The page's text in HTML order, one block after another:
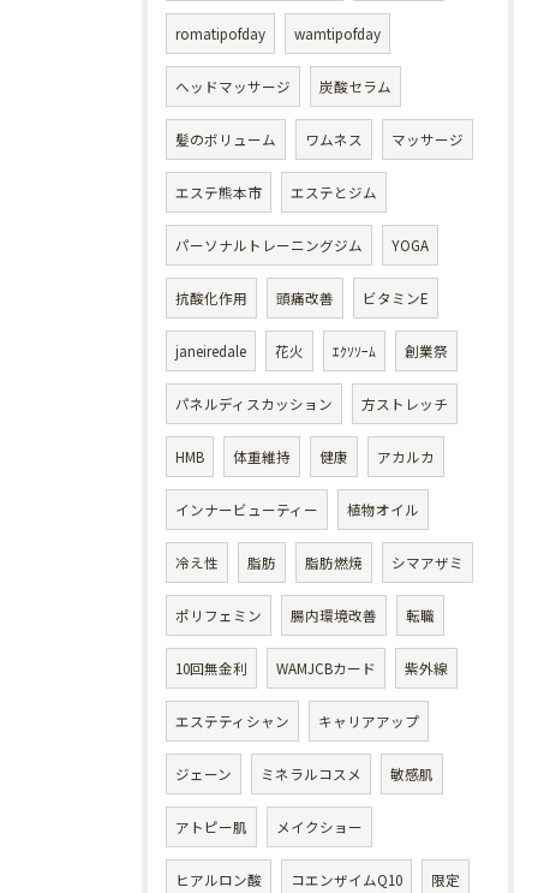
romatipofday wamtipofday
ヘッドマッサージ 炭酸セラム
髪のボリューム ワムネス マッサージ
エステ熊本市 エステとジム
パーソナルトレーニングジム YOGA
抗酸化作用 頭痛改善 ビタミンE
janeiredale 花火 ｴｸｿｿｰﾑ 創業祭
パネルディスカッション 方ストレッチ
HMB 体重維持 健康 アカルカ
インナービューティー 植物オイル
冷え性 脂肪 脂肪燃焼 シマアザミ
ポリフェミン 腸内環境改善 転職
10回無金利 WAMJCBカード 紫外線
エステティシャン キャリアアップ
ジェーン ミネラルコスメ 敏感肌
アトピー肌 メイクショー
ヒアルロン酸 コエンザイムQ10 限定